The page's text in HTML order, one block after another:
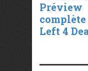
Préview
complète
Left 4